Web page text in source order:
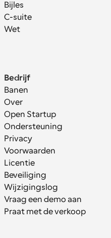
Bijles
C-suite
Wet
Bedrijf
Banen
Over
Open Startup
Ondersteuning
Privacy
Voorwaarden
Licentie
Beveiliging
Wijzigingslog
Vraag een demo aan
Praat met de verkoop